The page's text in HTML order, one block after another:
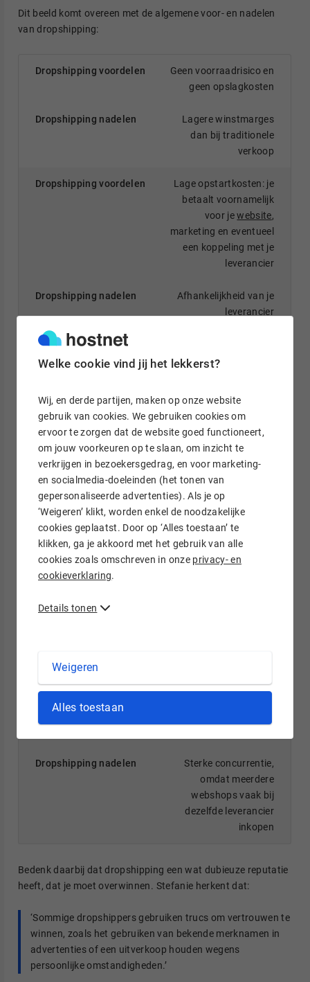
Welke cookie vind jij het lekkerst?
Wij, en derde partijen, maken op onze website
gebruik van cookies. We gebruiken cookies om
ervoor te zorgen dat de website goed functioneert,
om jouw voorkeuren op te slaan, om inzicht te
verkrijgen in bezoekersgedrag, en voor marketing-
en socialmedia-doeleinden (het tonen van
gepersonaliseerde advertenties). Als je op
‘Weigeren’ klikt, worden enkel de noodzakelijke
cookies geplaatst. Door op ‘Alles toestaan’ te
klikken, ga je akkoord met het gebruik van alle
cookies zoals omschreven in onze privacy- en
cookieverklaring.
Details tonen
Weigeren
Alles toestaan
Dit beeld komt overeen met de algemene voor- en nadelen
van dropshipping:
Geen voorraadrisico en
geen opslagkosten
Lagere winstmarges
dan bij traditionele
verkoop
Lage opstartkosten: je
betaalt voornamelijk
voor jewebsite,
marketing en eventueel
een koppeling met je
leverancier
Afhankelijkheid van je
leverancier
zonder voorraadrisico
aanbieden
Flexibiliteit qua locatie
Minder controle op
productkwaliteit, omdat
je het product zelf niet
levertijden of lastige
Sterke concurrentie,
omdat meerdere
webshops vaak bij
dezelfde leverancier
inkopen
Bedenk daarbij dat dropshipping een wat dubieuze reputatie
heeft, dat je moet overwinnen. Stefanie herkent dat:
‘Sommige dropshippers gebruiken trucs om vertrouwen te
winnen, zoals het gebruiken van bekende merknamen in
advertenties of een uitverkoop houden wegens
persoonlijke omstandigheden.’